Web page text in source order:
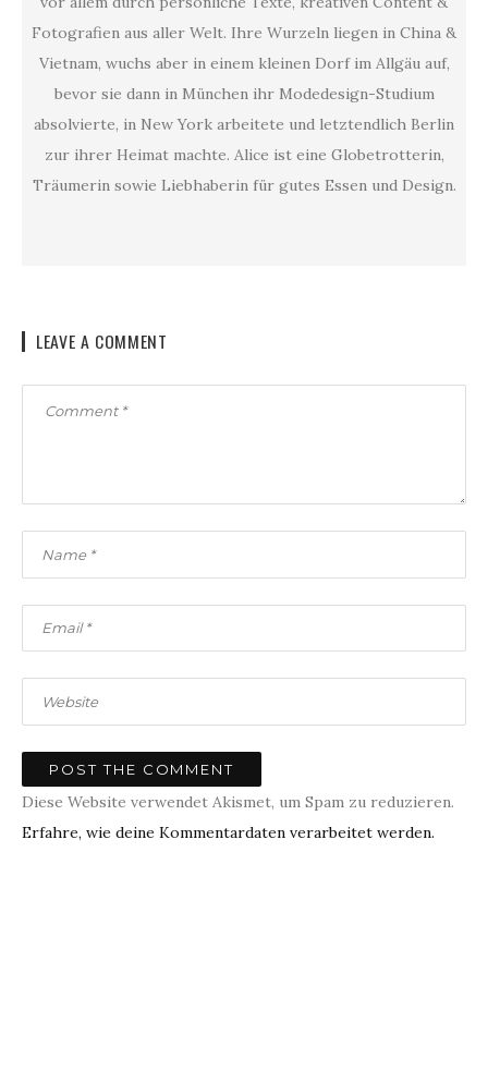
Fotografien aus aller Welt. Ihre Wurzeln liegen in China &
Vietnam, wuchs aber in einem kleinen Dorf im Allgäu auf,
bevor sie dann in München ihr Modedesign-Studium
absolvierte, in New York arbeitete und letztendlich Berlin
zur ihrer Heimat machte. Alice ist eine Globetrotterin,
Träumerin sowie Liebhaberin für gutes Essen und Design.
LEAVE A COMMENT
Diese Website verwendet Akismet, um Spam zu reduzieren.
Erfahre, wie deine Kommentardaten verarbeitet werden.